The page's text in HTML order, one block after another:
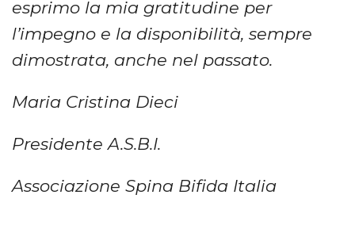
esprimo la mia gratitudine per
l’impegno e la disponibilità, sempre
dimostrata, anche nel passato.
Maria Cristina Dieci
Presidente A.S.B.I.
Associazione Spina Bifida Italia